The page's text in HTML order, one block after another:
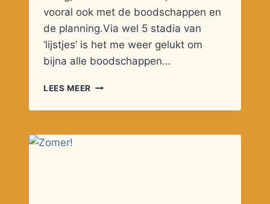
vooral ook met de boodschappen en
de planning.Via wel 5 stadia van
‘lijstjes’ is het me weer gelukt om
bijna alle boodschappen…
LEES MEER TEVREDEN!